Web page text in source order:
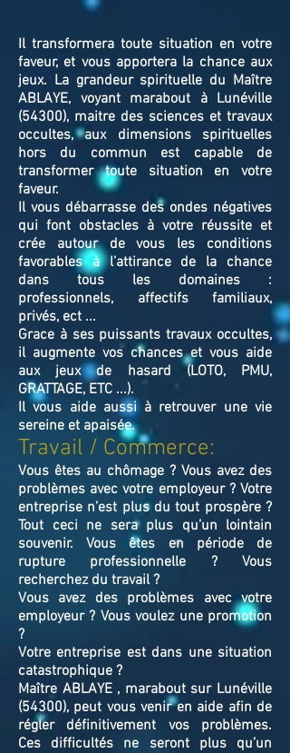
Il transformera toute situation en votre
faveur, et vous apportera la chance aux
jeux. La grandeur spirituelle du Maître
ABLAYE, voyant marabout à Lunéville
(54300), maitre des sciences et travaux
occultes, aux dimensions spirituelles
hors du commun est capable de
transformer toute situation en votre
faveur.
Il vous débarrasse des ondes négatives
qui font obstacles à votre réussite et
crée autour de vous les conditions
favorables à l’attirance de la chance
dans tous les domaines :
professionnels, affectifs familiaux,
privés, ect ...
Grace à ses puissants travaux occultes,
il augmente vos chances et vous aide
aux jeux de hasard (LOTO, PMU,
GRATTAGE, ETC ...).
Il vous aide aussi à retrouver une vie
sereine et apaisée.
Travail / Commerce:
Vous êtes au chômage ? Vous avez des
problèmes avec votre employeur ? Votre
entreprise n’est plus du tout prospère ?
Tout ceci ne sera plus qu’un lointain
souvenir. Vous êtes en période de
rupture professionnelle ? Vous
recherchez du travail ?
Vous avez des problèmes avec votre
employeur ? Vous voulez une promotion
?
Votre entreprise est dans une situation
catastrophique ?
Maître ABLAYE , marabout sur Lunéville
(54300), peut vous venir en aide afin de
régler définitivement vos problèmes.
Ces difficultés ne seront plus qu’un